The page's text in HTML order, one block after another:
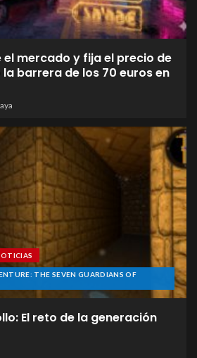
mercado y fija el precio de
la barrera de los 70 euros en
THE SEVEN GUARDIANS OF
El reto de la generación